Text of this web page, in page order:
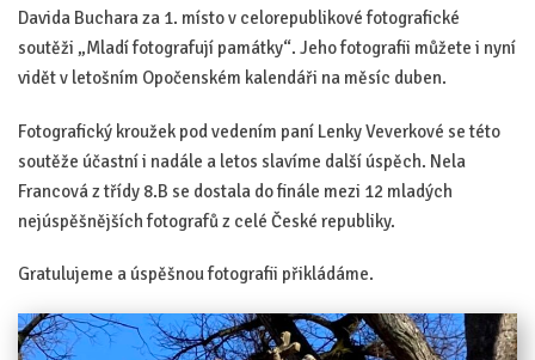
Davida Buchara za 1. místo v celorepublikové fotografické
soutěži „Mladí fotografují památky“. Jeho fotografii můžete i nyní
vidět v letošním Opočenském kalendáři na měsíc duben.
Fotografický kroužek pod vedením paní Lenky Veverkové se této
soutěže účastní i nadále a letos slavíme další úspěch. Nela
Francová z třídy 8.B se dostala do finále mezi 12 mladých
nejúspěšnějších fotografů z celé České republiky.
Gratulujeme a úspěšnou fotografii přikládáme.